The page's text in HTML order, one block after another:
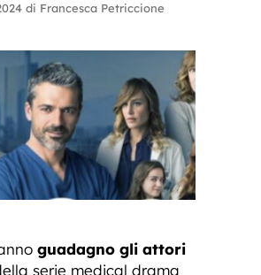
di Francesca Petriccione
guadagno gli attori
serie medical drama